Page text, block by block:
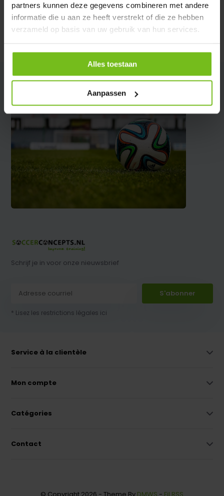
partners kunnen deze gegevens combineren met andere
informatie die u aan ze heeft verstrekt of die ze hebben
verzameld op basis van uw gebruik van hun services.
Alles toestaan
Aanpassen
Évaluations
Schrijf je in voor onze nieuwsbrief
S'abonner
* Lisez les restrictions légales ici
Service à la clientèle
Mon compte
Catégories
Contact
© Copyright 2026 - Theme By DMWS - Fil RSS